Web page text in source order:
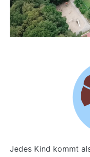
Jedes Kind kommt